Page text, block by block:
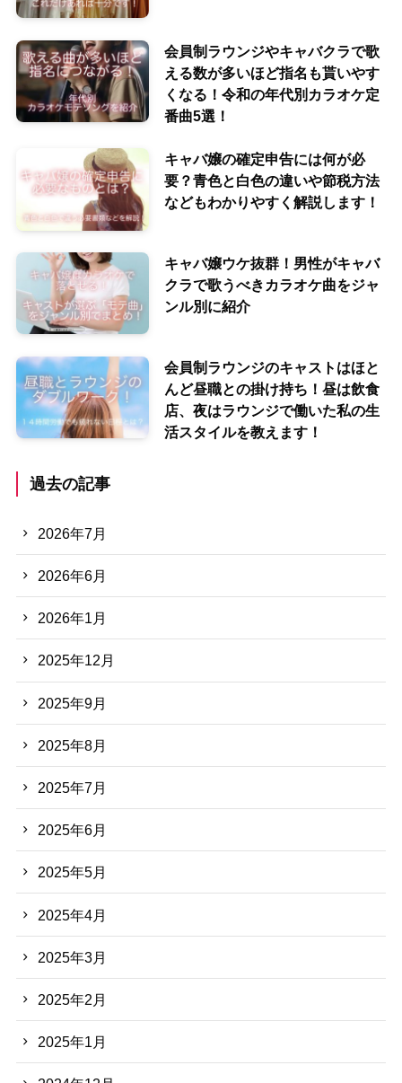
会員制ラウンジやキャバクラで歌
える数が多いほど指名も貰いやす
くなる！令和の年代別カラオケ定
番曲5選！
キャバ嬢の確定申告には何が必
要？青色と白色の違いや節税方法
などもわかりやすく解説します！
キャバ嬢ウケ抜群！男性がキャバ
クラで歌うべきカラオケ曲をジャ
ンル別に紹介
会員制ラウンジのキャストはほと
んど昼職との掛け持ち！昼は飲食
店、夜はラウンジで働いた私の生
活スタイルを教えます！
過去の記事
2026年7月
2026年6月
2026年1月
2025年12月
2025年9月
2025年8月
2025年7月
2025年6月
2025年5月
2025年4月
2025年3月
2025年2月
2025年1月